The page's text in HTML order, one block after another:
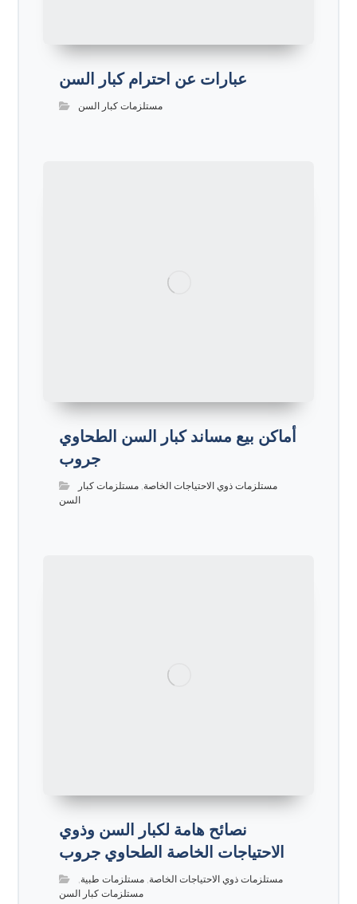
عبارات عن احترام كبار السن
مستلزمات كبار السن
أماكن بيع مساند كبار السن الطحاوي
جروب
مستلزمات ذوي الاحتياجات الخاصة, مستلزمات كبار
السن
نصائح هامة لكبار السن وذوي
الاحتياجات الخاصة الطحاوي جروب
مستلزمات ذوي الاحتياجات الخاصة, مستلزمات طبية,
مستلزمات كبار السن